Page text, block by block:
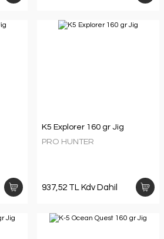
K5 Explorer 160 gr Jig
PRO HUNTER
937,52 TL Kdv Dahil